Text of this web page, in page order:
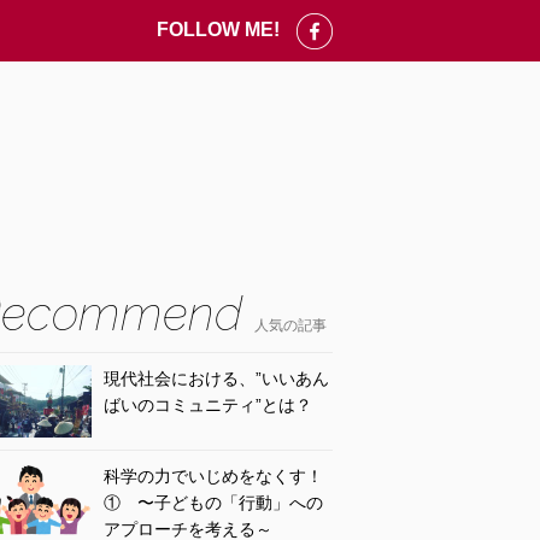
FOLLOW ME!
人気の記事
現代社会における、”いいあん
ばいのコミュニティ”とは？
科学の力でいじめをなくす！
① 〜子どもの「行動」への
アプローチを考える～